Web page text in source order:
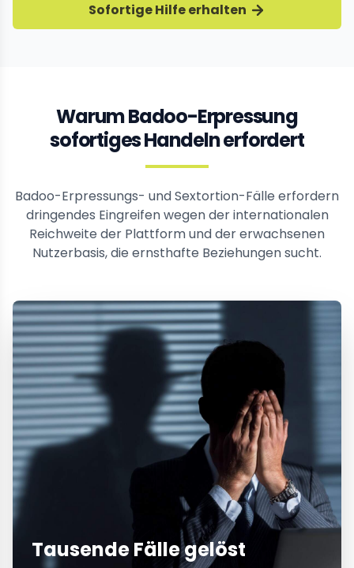
Sofortige Hilfe erhalten
Warum Badoo-Erpressung
sofortiges Handeln erfordert
Badoo-Erpressungs- und Sextortion-Fälle erfordern
dringendes Eingreifen wegen der internationalen
Reichweite der Plattform und der erwachsenen
Nutzerbasis, die ernsthafte Beziehungen sucht.
Tausende Fälle gelöst